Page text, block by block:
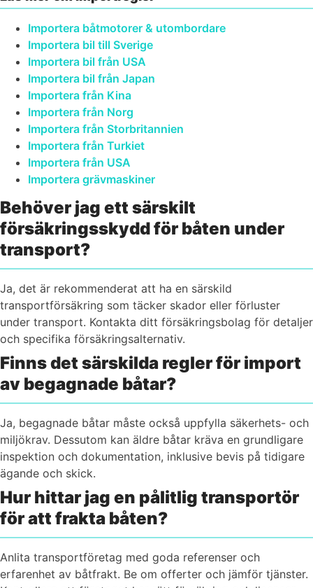
Importera båtmotorer & utombordare
Importera bil till Sverige
Importera bil från USA
Importera bil från Japan
Importera från Kina
Importera från Norg
Importera från Storbritannien
Importera från Turkiet
Importera från USA
Importera grävmaskiner
Behöver jag ett särskilt
försäkringsskydd för båten under
transport?
Ja, det är rekommenderat att ha en särskild
transportförsäkring som täcker skador eller förluster
under transport. Kontakta ditt försäkringsbolag för detaljer
och specifika försäkringsalternativ.
Finns det särskilda regler för import
av begagnade båtar?
Ja, begagnade båtar måste också uppfylla säkerhets- och
miljökrav. Dessutom kan äldre båtar kräva en grundligare
inspektion och dokumentation, inklusive bevis på tidigare
ägande och skick.
Hur hittar jag en pålitlig transportör
för att frakta båten?
Anlita transportföretag med goda referenser och
erfarenhet av båtfrakt. Be om offerter och jämför tjänster.